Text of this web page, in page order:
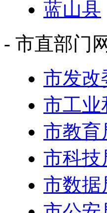
蓝山县
- 市直部门
市发改
市工业
市教育
市科技
市数据